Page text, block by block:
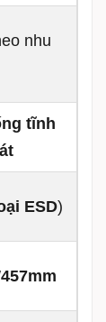
nhu
tĩnh
ESD)